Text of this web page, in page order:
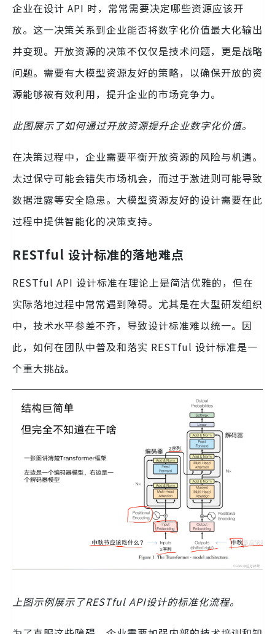
企业在设计 API 时，常常需要决定哪些资源应该开
放。这一决策关系到企业能否将数字化价值最大化输出
并变现。开放资源的决策不仅仅是技术问题，更是战略
问题。需要有大模型资源友好的策略，以确保开放的资
源能够被有效利用，提升企业的市场竞争力。
此图展示了如何通过开放资源提升企业数字化价值。
在决策过程中，企业需要平衡开放资源的风险与机遇。
太过保守可能会错失市场机会，而过于激进则可能导致
数据泄露等安全隐患。大模型资源友好的设计需要在此
过程中提供智能化的决策支持。
RESTful 设计标准的落地难点
RESTful API 设计标准在理论上是简洁优雅的，但在
实际落地过程中常常遇到障碍。尤其是在大型研发组织
中，技术水平参差不齐，导致设计标准难以统一。因
此，如何在团队中普及和落实 RESTful 设计标准是一
个重大挑战。
上图示例展示了RESTful API设计的标准化流程。